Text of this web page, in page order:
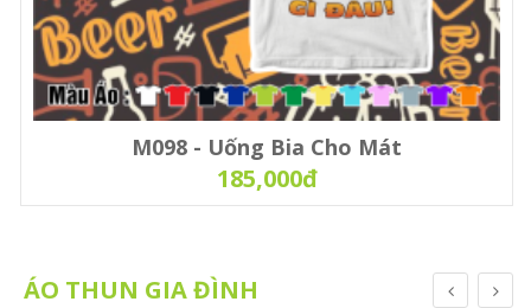
M098 - Uống Bia Cho Mát
185,000đ
ÁO THUN GIA ĐÌNH